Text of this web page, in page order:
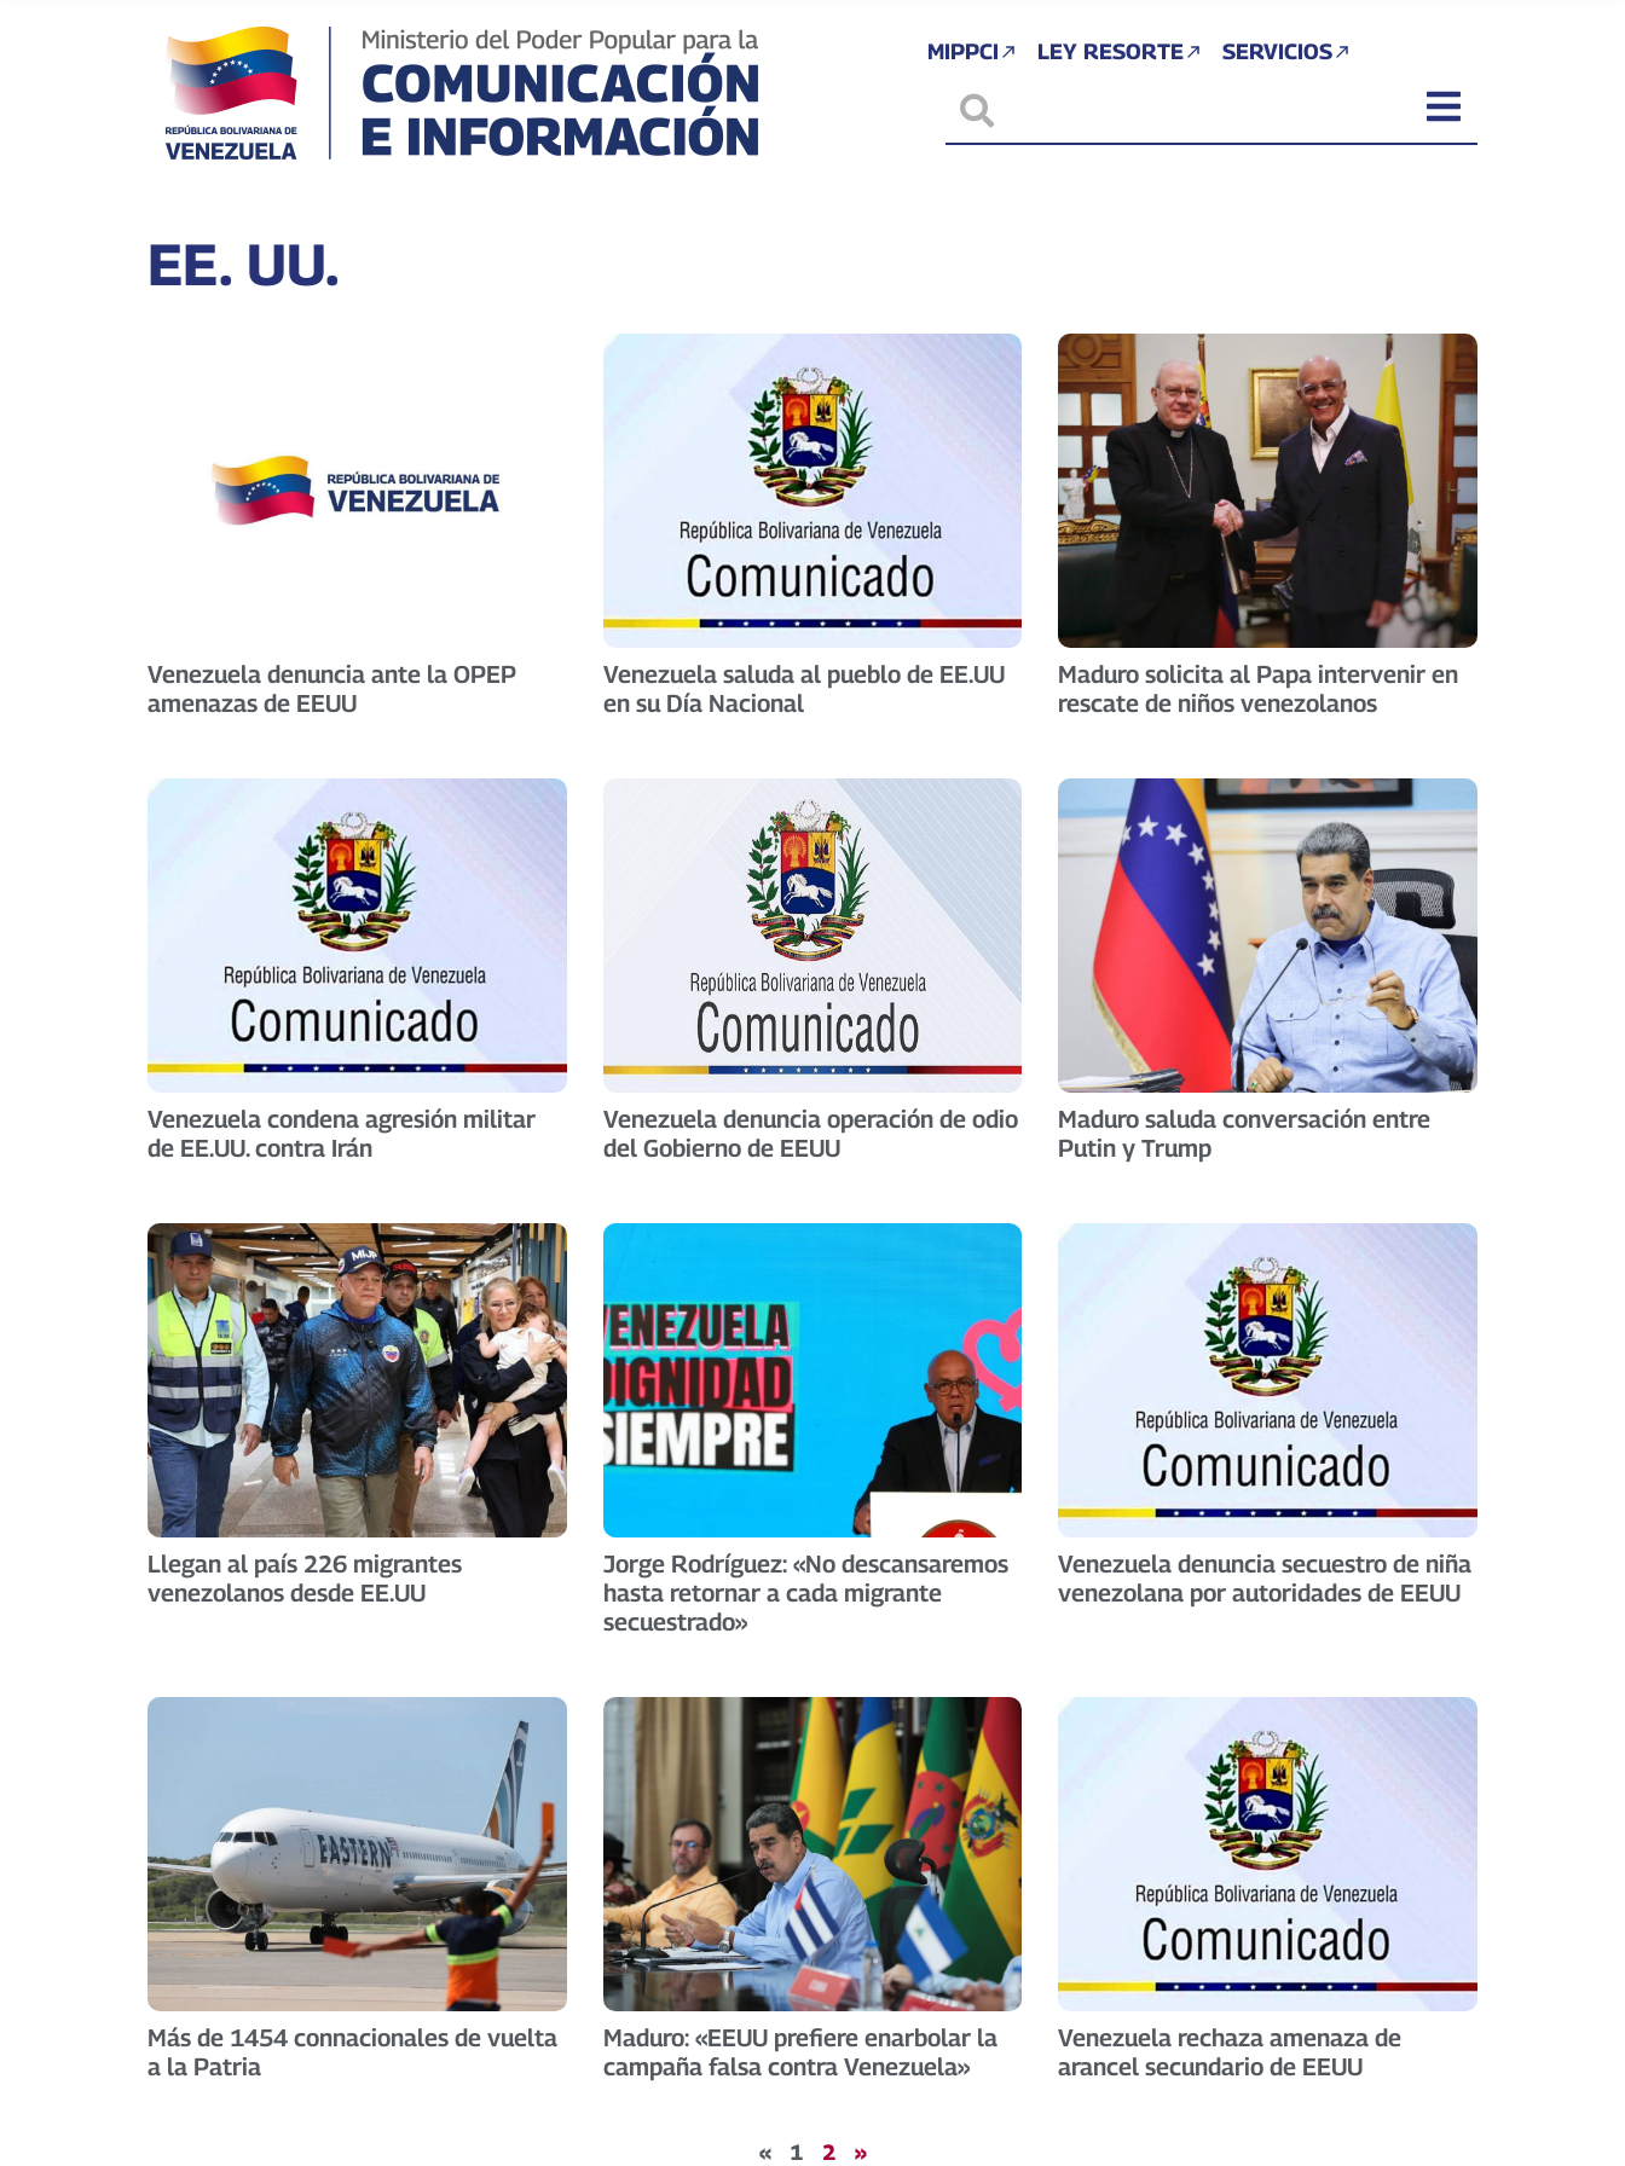
MIPPCI LEY RESORTE SERVICIOS
EE. UU.
Venezuela denuncia ante la OPEP
amenazas de EEUU
Venezuela saluda al pueblo de EE.UU
en su Día Nacional
Maduro solicita al Papa intervenir en
rescate de niños venezolanos
Venezuela condena agresión militar
de EE.UU. contra Irán
Venezuela denuncia operación de odio
del Gobierno de EEUU
Maduro saluda conversación entre
Putin y Trump
Llegan al país 226 migrantes
venezolanos desde EE.UU
Jorge Rodríguez: «No descansaremos
hasta retornar a cada migrante
secuestrado»
Venezuela denuncia secuestro de niña
venezolana por autoridades de EEUU
Más de 1454 connacionales de vuelta
a la Patria
Maduro: «EEUU prefiere enarbolar la
campaña falsa contra Venezuela»
Venezuela rechaza amenaza de
arancel secundario de EEUU
« 1 2 »